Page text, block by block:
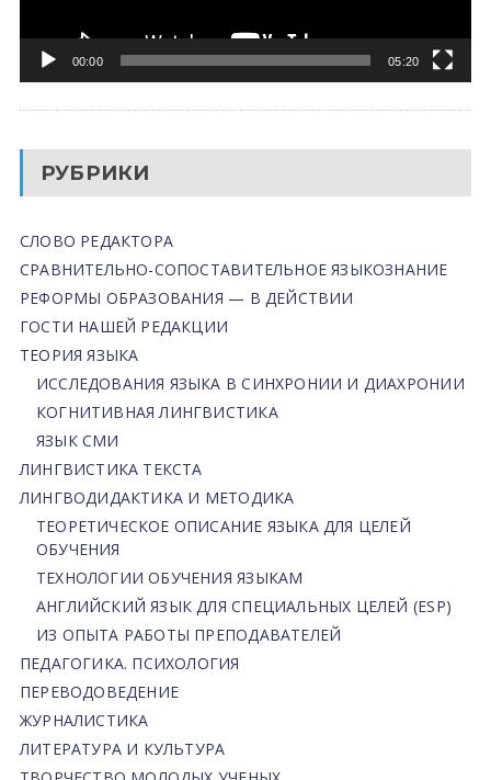
00:00 05:20
РУБРИКИ
СЛОВО РЕДАКТОРА
СРАВНИТЕЛЬНО-СОПОСТАВИТЕЛЬНОЕ ЯЗЫКОЗНАНИЕ
РЕФОРМЫ ОБРАЗОВАНИЯ — В ДЕЙСТВИИ
ГОСТИ НАШЕЙ РЕДАКЦИИ
ТЕОРИЯ ЯЗЫКА
ИССЛЕДОВАНИЯ ЯЗЫКА В СИНХРОНИИ И ДИАХРОНИИ
КОГНИТИВНАЯ ЛИНГВИСТИКА
ЯЗЫК СМИ
ЛИНГВИСТИКА ТЕКСТА
ЛИНГВОДИДАКТИКА И МЕТОДИКА
ТЕОРЕТИЧЕСКОЕ ОПИСАНИЕ ЯЗЫКА ДЛЯ ЦЕЛЕЙ
ОБУЧЕНИЯ
ТЕХНОЛОГИИ ОБУЧЕНИЯ ЯЗЫКАМ
АНГЛИЙСКИЙ ЯЗЫК ДЛЯ СПЕЦИАЛЬНЫХ ЦЕЛЕЙ (ESP)
ИЗ ОПЫТА РАБОТЫ ПРЕПОДАВАТЕЛЕЙ
ПЕДАГОГИКА. ПСИХОЛОГИЯ
ПЕРЕВОДОВЕДЕНИЕ
ЖУРНАЛИСТИКА
ЛИТЕРАТУРА И КУЛЬТУРА